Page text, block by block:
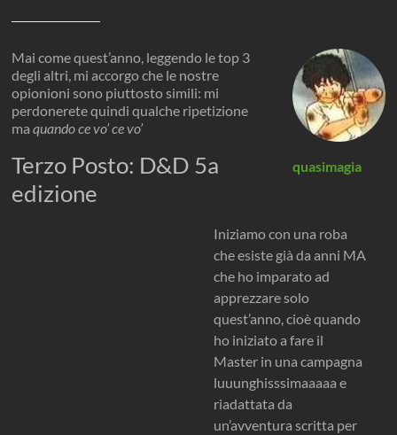
quasimagia
Mai come quest’anno, leggendo le top 3
degli altri, mi accorgo che le nostre
opionioni sono piuttosto simili: mi
perdonerete quindi qualche ripetizione
maquando ce vo’ ce vo’
Terzo Posto: D&D 5a
edizione
Iniziamo con una roba
che esiste già da anni MA
che ho imparato ad
apprezzare solo
quest’anno, cioè quando
ho iniziato a fare il
Master in una campagna
luuunghisssimaaaaa e
riadattata da
un’avventura scritta per